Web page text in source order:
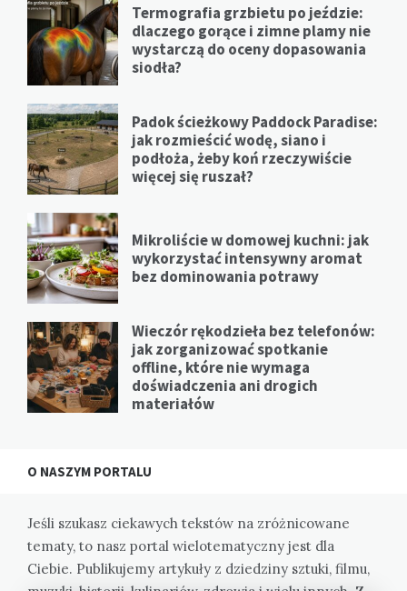
Termografia grzbietu po jeździe:
dlaczego gorące i zimne plamy nie
wystarczą do oceny dopasowania
siodła?
Padok ścieżkowy Paddock Paradise:
jak rozmieścić wodę, siano i
podłoża, żeby koń rzeczywiście
więcej się ruszał?
Mikroliście w domowej kuchni: jak
wykorzystać intensywny aromat
bez dominowania potrawy
Wieczór rękodzieła bez telefonów:
jak zorganizować spotkanie
offline, które nie wymaga
doświadczenia ani drogich
materiałów
O NASZYM PORTALU
Jeśli szukasz ciekawych tekstów na zróżnicowane
tematy, to nasz portal wielotematyczny jest dla
Ciebie. Publikujemy artykuły z dziedziny sztuki, filmu,